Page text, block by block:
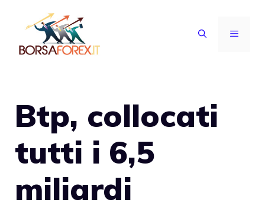
contenuto
MENU
Btp, collocati
tutti i 6,5
miliardi